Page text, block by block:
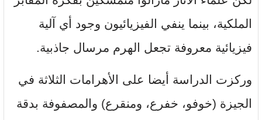
الملكية، بينما ينفي الفيزيائيون وجود أي آلية
فيزيائية معروفة تجعل الهرم مرسال جاذبية.
وركزت الدراسة أيضا على الأهرامات الثلاثة في
الجيزة (خوفو، خفرع، ومنقرع) والمصفوفة بدقة